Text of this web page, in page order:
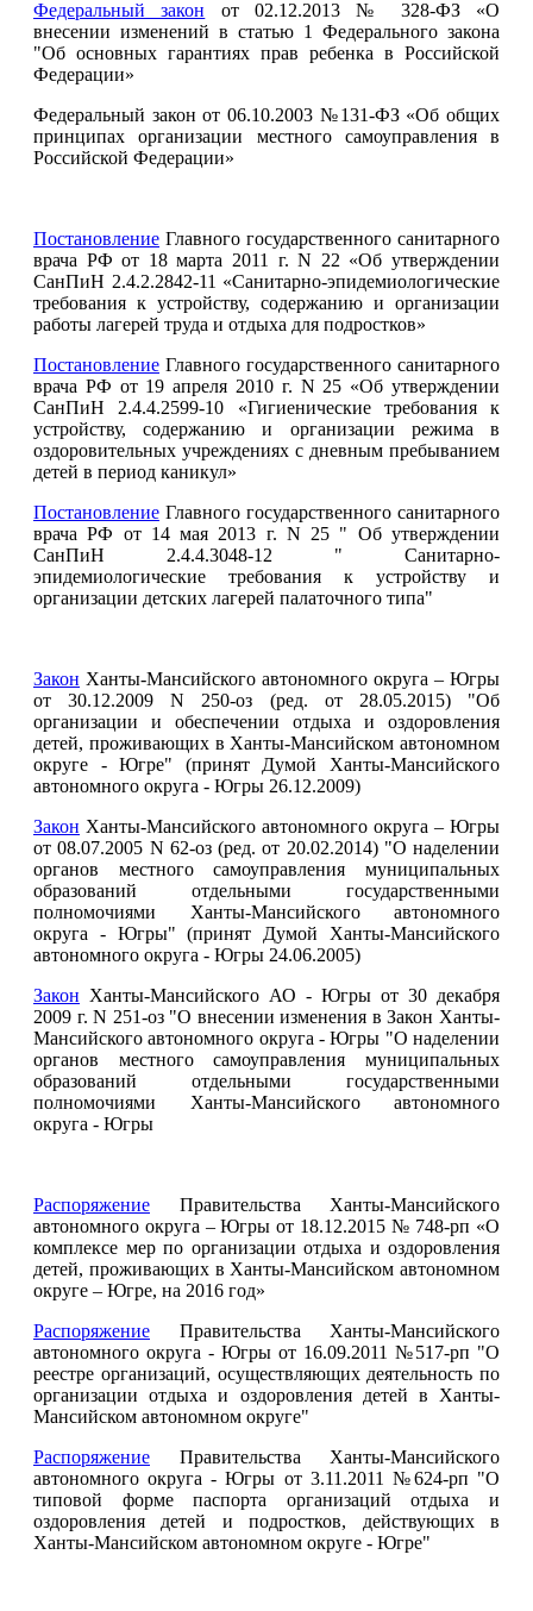
Федеральный закон от 02.12.2013 № 328-ФЗ «О
внесении изменений в статью 1 Федерального закона
"Об основных гарантиях прав ребенка в Российской
Федерации»
Федеральный закон от 06.10.2003 №131-ФЗ «Об общих
принципах организации местного самоуправления в
Российской Федерации»
Постановление Главного государственного санитарного
врача РФ от 18 марта 2011 г. N 22 «Об утверждении
СанПиН 2.4.2.2842-11 «Санитарно-эпидемиологические
требования к устройству, содержанию и организации
работы лагерей труда и отдыха для подростков»
Постановление Главного государственного санитарного
врача РФ от 19 апреля 2010 г. N 25 «Об утверждении
СанПиН 2.4.4.2599-10 «Гигиенические требования к
устройству, содержанию и организации режима в
оздоровительных учреждениях с дневным пребыванием
детей в период каникул»
Постановление Главного государственного санитарного
врача РФ от 14 мая 2013 г. N 25 " Об утверждении
СанПиН 2.4.4.3048-12 " Санитарно-
эпидемиологические требования к устройству и
организации детских лагерей палаточного типа"
Закон Ханты-Мансийского автономного округа – Югры
от 30.12.2009 N 250-оз (ред. от 28.05.2015) "Об
организации и обеспечении отдыха и оздоровления
детей, проживающих в Ханты-Мансийском автономном
округе - Югре" (принят Думой Ханты-Мансийского
автономного округа - Югры 26.12.2009)
Закон Ханты-Мансийского автономного округа – Югры
от 08.07.2005 N 62-оз (ред. от 20.02.2014) "О наделении
органов местного самоуправления муниципальных
образований отдельными государственными
полномочиями Ханты-Мансийского автономного
округа - Югры" (принят Думой Ханты-Мансийского
автономного округа - Югры 24.06.2005)
Закон Ханты-Мансийского АО - Югры от 30 декабря
2009 г. N 251-оз "О внесении изменения в Закон Ханты-
Мансийского автономного округа - Югры "О наделении
органов местного самоуправления муниципальных
образований отдельными государственными
полномочиями Ханты-Мансийского автономного
округа - Югры
Распоряжение Правительства Ханты-Мансийского
автономного округа – Югры от 18.12.2015 № 748-рп «О
комплексе мер по организации отдыха и оздоровления
детей, проживающих в Ханты-Мансийском автономном
округе – Югре, на 2016 год»
Распоряжение Правительства Ханты-Мансийского
автономного округа - Югры от 16.09.2011 №517-рп "О
реестре организаций, осуществляющих деятельность по
организации отдыха и оздоровления детей в Ханты-
Мансийском автономном округе"
Распоряжение Правительства Ханты-Мансийского
автономного округа - Югры от 3.11.2011 №624-рп "О
типовой форме паспорта организаций отдыха и
оздоровления детей и подростков, действующих в
Ханты-Мансийском автономном округе - Югре"